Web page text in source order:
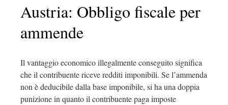
Austria: Obbligo fiscale per
ammende
Il vantaggio economico illegalmente conseguito significa
che il contribuente riceve redditi imponibili. Se l’ammenda
non è deducibile dalla base imponibile, si ha una doppia
punizione in quanto il contribuente paga imposte